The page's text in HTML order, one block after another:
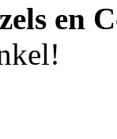
en